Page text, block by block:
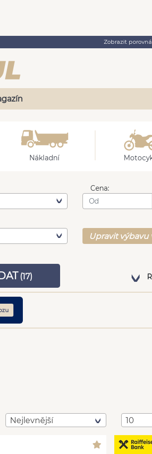
Zobrazit
Nákladní
Cena:
Upravit výbavu
(17)
Nejlevnější 10